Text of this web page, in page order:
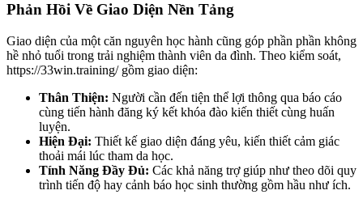
Phản Hồi Về Giao Diện Nền Tảng
Giao diện của một căn nguyên học hành cũng góp phần phần không
hề nhỏ tuổi trong trải nghiệm thành viên da đình. Theo kiểm soát,
https://33win.training/ gồm giao diện:
Thân Thiện: Người cần đến tiện thể lợi thông qua báo cáo
cùng tiến hành đăng ký kết khóa đào kiến thiết cùng huấn
luyện.
Hiện Đại: Thiết kế giao diện đáng yêu, kiến thiết cảm giác
thoải mái lúc tham da học.
Tính Năng Đầy Đủ: Các khả năng trợ giúp như theo dõi quy
trình tiến độ hay cảnh báo học sinh thường gồm hầu như ích.